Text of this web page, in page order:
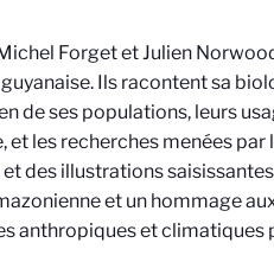
Forget et Julien
Ils racontent sa
de ses populations, leurs
et les recherches menées
des illustrations
et un hommage
anthropiques et climatiques